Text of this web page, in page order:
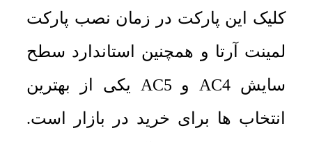
کلیک این پارکت در زمان نصب پارکت
لمینت آرتا و همچنین استاندارد سطح
سایش AC4 و AC5 یکی از بهترین
انتخاب ها برای خرید در بازار است.